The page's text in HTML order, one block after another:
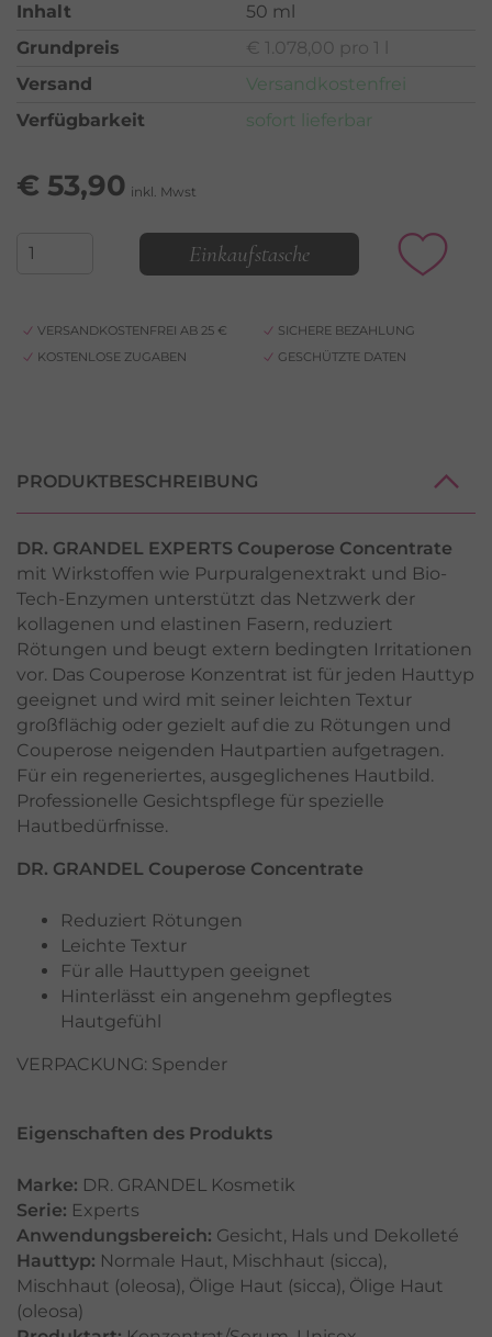
Inhalt
50 ml
Grundpreis
€ 1.078,00 pro 1 l
Versand
Versandkostenfrei
Verfügbarkeit
sofort lieferbar
€ 53,90 inkl. Mwst
Einkaufstasche
VERSANDKOSTENFREI AB 25 €
SICHERE BEZAHLUNG
KOSTENLOSE ZUGABEN
GESCHÜTZTE DATEN
PRODUKTBESCHREIBUNG
DR. GRANDEL EXPERTS Couperose Concentrate
mit Wirkstoffen wie Purpuralgenextrakt und Bio-
Tech-Enzymen unterstützt das Netzwerk der
kollagenen und elastinen Fasern, reduziert
Rötungen und beugt extern bedingten Irritationen
vor. Das Couperose Konzentrat ist für jeden Hauttyp
geeignet und wird mit seiner leichten Textur
großflächig oder gezielt auf die zu Rötungen und
Couperose neigenden Hautpartien aufgetragen.
Für ein regeneriertes, ausgeglichenes Hautbild.
Professionelle Gesichtspflege für spezielle
Hautbedürfnisse.
DR. GRANDEL Couperose Concentrate
Reduziert Rötungen
Leichte Textur
Für alle Hauttypen geeignet
Hinterlässt ein angenehm gepflegtes
Hautgefühl
VERPACKUNG: Spender
Eigenschaften des Produkts
Marke: DR. GRANDEL Kosmetik
Serie: Experts
Anwendungsbereich: Gesicht, Hals und Dekolleté
Hauttyp: Normale Haut, Mischhaut (sicca),
Mischhaut (oleosa), Ölige Haut (sicca), Ölige Haut
(oleosa)